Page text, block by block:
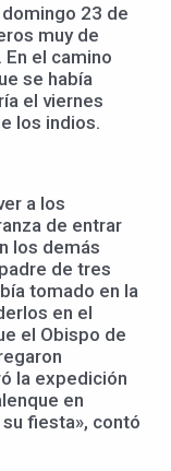
23 de
muy de
el camino
se había
el viernes
los indios.
a los
de entrar
los demás
de tres
tomado en la
en el
el Obispo de
la expedición
en
fiesta», contó